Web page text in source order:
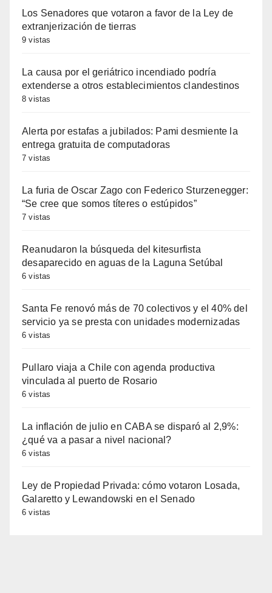
Los Senadores que votaron a favor de la Ley de
extranjerización de tierras
9 vistas
La causa por el geriátrico incendiado podría
extenderse a otros establecimientos clandestinos
8 vistas
Alerta por estafas a jubilados: Pami desmiente la
entrega gratuita de computadoras
7 vistas
La furia de Oscar Zago con Federico Sturzenegger:
“Se cree que somos títeres o estúpidos”
7 vistas
Reanudaron la búsqueda del kitesurfista
desaparecido en aguas de la Laguna Setúbal
6 vistas
Santa Fe renovó más de 70 colectivos y el 40% del
servicio ya se presta con unidades modernizadas
6 vistas
Pullaro viaja a Chile con agenda productiva
vinculada al puerto de Rosario
6 vistas
La inflación de julio en CABA se disparó al 2,9%:
¿qué va a pasar a nivel nacional?
6 vistas
Ley de Propiedad Privada: cómo votaron Losada,
Galaretto y Lewandowski en el Senado
6 vistas